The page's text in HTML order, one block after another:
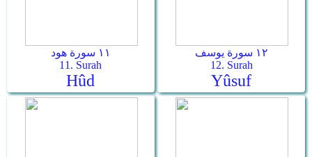
١١ سورة هود
11. Surah
Hûd
١٢ سورة يوسف
12. Surah
Yûsuf